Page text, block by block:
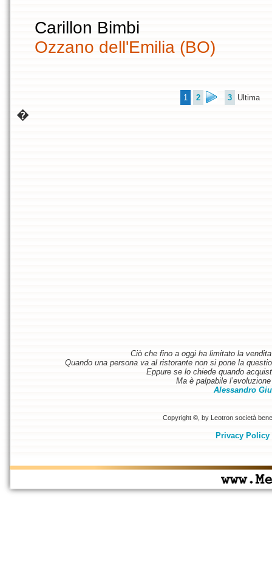
Carillon Bimbi
Ozzano dell'Emilia (BO)
1 2 3 Ultima
�
Ciò che fino a oggi ha limitato la
Quando una persona va al ristorante non si pone la
Eppure se lo chiede quando
Ma è palpabile
Alessandro
Copyright ©, by Leotron società
Privacy Policy